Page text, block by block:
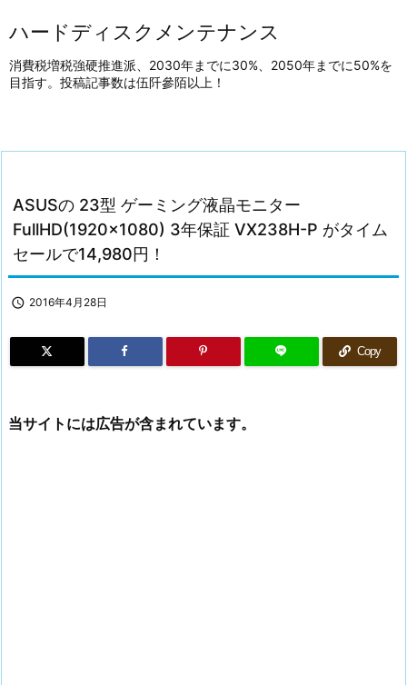
ハードディスクメンテナンス
消費税増税強硬推進派、2030年までに30%、2050年までに50%を
目指す。投稿記事数は伍阡參陌以上！
ASUSの 23型 ゲーミング液晶モニター
FullHD(1920×1080) 3年保証 VX238H-P がタイム
セールで14,980円！
 2016年4月28日
Copy
当サイトには広告が含まれています。